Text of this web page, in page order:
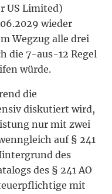
US Limited)
wieder
Wegzug alle drei
die 7-aus-12 Regel
würde.
die
diskutiert wird,
nur mit zwei
auf § 241
des
des § 241 AO
mit